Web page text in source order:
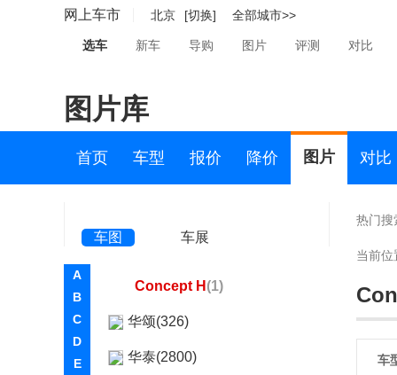
网上车市 北京 [切换] 全部城市>>
选车 新车 导购 图片 评测 对比
图片库
首页 车型 报价 降价 图片 对比
车图 车展
A
B
C
D
E
华境(21)
黄海(775)
Concept H (1)
华颂(326)
华泰(2800)
热门搜
当前位
车